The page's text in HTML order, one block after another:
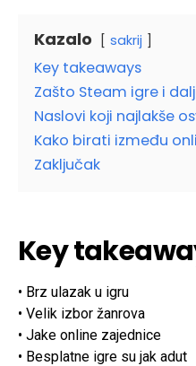
Kazalo sakrij
Key takeaways
Zašto Steam igre i
Naslovi koji najlakše
Kako birati između
Zaključak
Key
• Brz ulazak u igru
• Velik izbor žanrova
• Jake online zajednice
• Besplatne igre su jak adut